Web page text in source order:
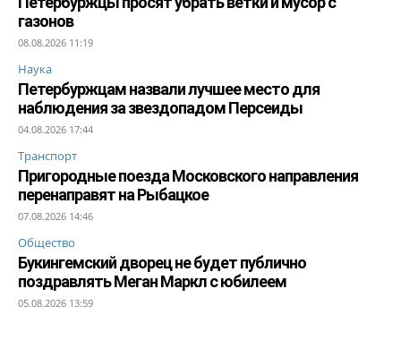
газонов
08.08.2026 11:19
Наука
Петербуржцам назвали лучшее место для
наблюдения за звездопадом Персеиды
04.08.2026 17:44
Транспорт
Пригородные поезда Московского направления
перенаправят на Рыбацкое
07.08.2026 14:46
Общество
Букингемский дворец не будет публично
поздравлять Меган Маркл с юбилеем
05.08.2026 13:59